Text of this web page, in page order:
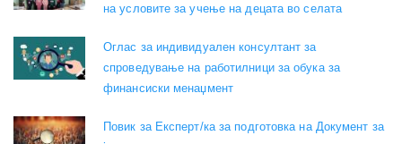
на условите за учење на децата во селата
Оглас за индивидуален консултант за
спроведување на работилници за обука за
финансиски менаџмент
Повик за Експерт/ка за подготовка на Документ за